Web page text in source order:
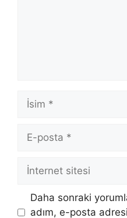
İsim
posta
İnternet
Daha sonraki
adım, e-posta